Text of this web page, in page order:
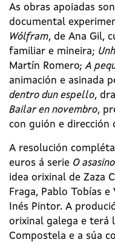
As obras apoiadas son
documental
Wólfram, de Ana Gil,
familiar e mineira;
Martín Romero;A
animación e asinada
dentro dun espello,
Bailar en novembro,
con guión e dirección
A resolución
euros á serie O
idea orixinal de Zaza
Fraga, Pablo Tobías
Inés Pintor. A
orixinal galega e terá
Compostela e a súa